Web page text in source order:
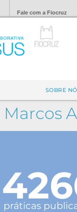
Fale com a Fiocruz
SOBRE
Marcos
práticas